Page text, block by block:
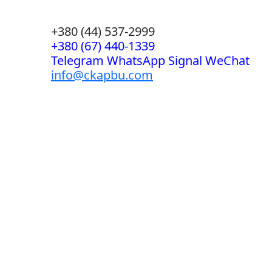
+380 (44) 537-2999
+380 (67) 440-1339
Telegram WhatsApp Signal WeChat
info@ckapbu.com